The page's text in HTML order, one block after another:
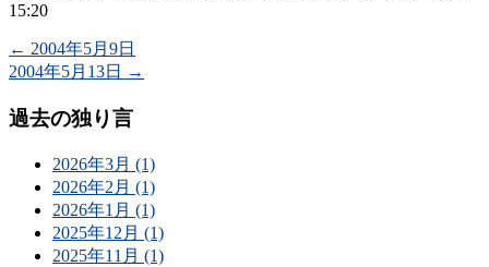
15:20
← 2004年5月9日
2004年5月13日
→
過去の独り言
2026年3月 (1)
2026年2月 (1)
2026年1月 (1)
2025年12月 (1)
2025年11月 (1)